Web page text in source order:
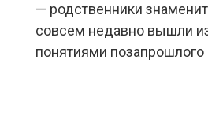
— родственники
совсем недавно вышли
понятиями позапрошлого